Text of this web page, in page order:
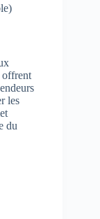
offrent
les
du